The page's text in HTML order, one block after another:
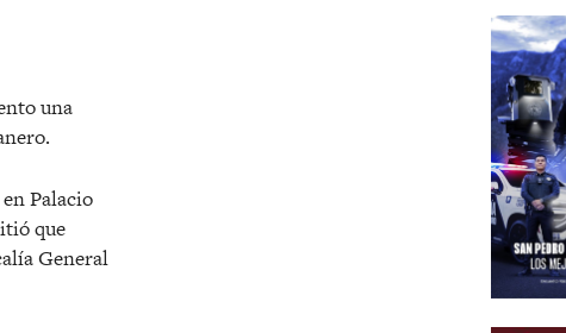
una
Palacio
que
General